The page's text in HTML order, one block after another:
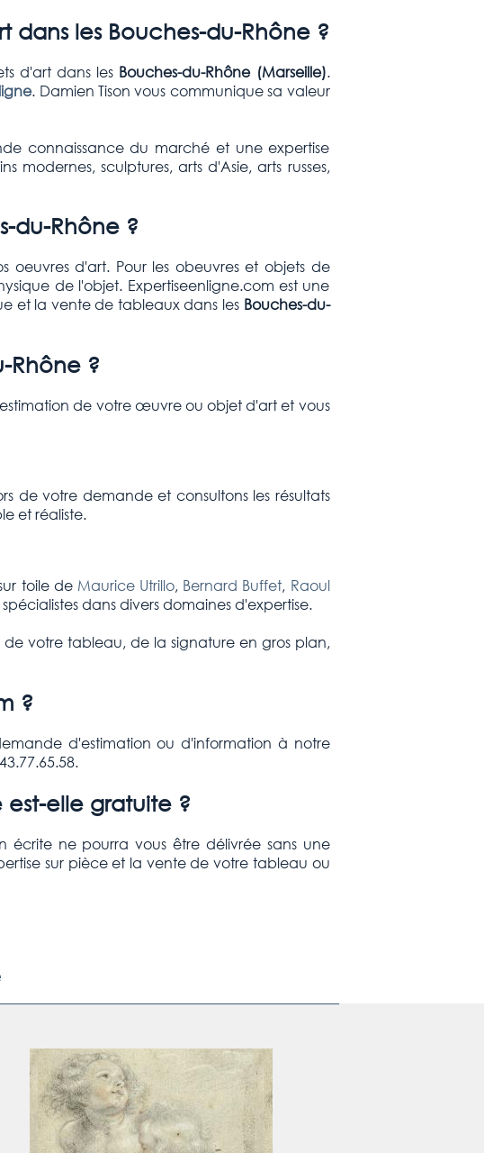
les Bouches-du-Rhône ?
d'art dans les Bouches-du-Rhône (Marseille).
. Damien Tison vous communique sa valeur
connaissance du marché et une expertise
modernes, sculptures, arts d'Asie, arts russes,
du-Rhône ?
oeuvres d'art. Pour les obeuvres et objets de
de l'objet. Expertiseenligne.com est une
et la vente de tableaux dans lesBouches-du-
Rhône ?
de votre œuvre ou objet d'art et vous
de votre demande et consultons les résultats
et réaliste.
toile de Maurice Utrillo, Bernard Buffet, Raoul
dans divers domaines d'expertise.
votre tableau, de la signature en gros plan,
?
d'estimation ou d'information à notre
est-elle gratuite ?
écrite ne pourra vous être délivrée sans une
sur pièce et la vente de votre tableau ou